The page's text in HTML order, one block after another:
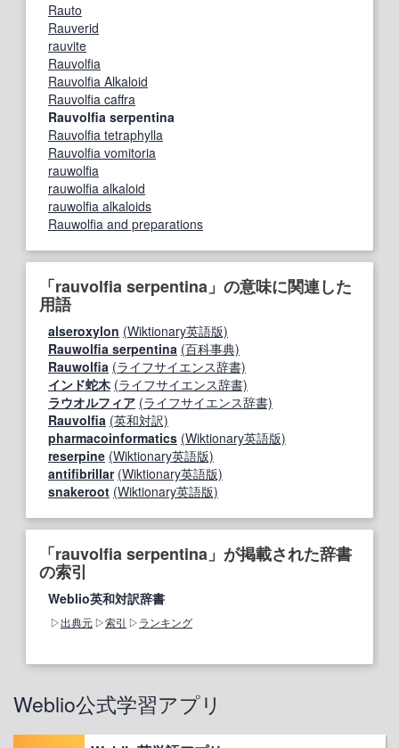
Rauto
Rauverid
rauvite
Rauvolfia
Rauvolfia Alkaloid
Rauvolfia caffra
Rauvolfia serpentina
Rauvolfia tetraphylla
Rauvolfia vomitoria
rauwolfia
rauwolfia alkaloid
rauwolfia alkaloids
Rauwolfia and preparations
「rauvolfia serpentina」の意味に関連した
用語
alseroxylon (Wiktionary英語版)
Rauwolfia serpentina (百科事典)
Rauwolfia (ライフサイエンス辞書)
インド蛇木 (ライフサイエンス辞書)
ラウオルフィア (ライフサイエンス辞書)
Rauvolfia (英和対訳)
pharmacoinformatics (Wiktionary英語版)
reserpine (Wiktionary英語版)
antifibrillar (Wiktionary英語版)
snakeroot (Wiktionary英語版)
「rauvolfia serpentina」が掲載された辞書
の索引
Weblio英和対訳辞書
出典元 索引 ランキング
Weblio公式学習アプリ